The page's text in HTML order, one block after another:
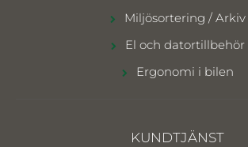
Miljösortering / Arkiv
El och datortillbehör
Ergonomi i bilen
KUNDTJÄNST